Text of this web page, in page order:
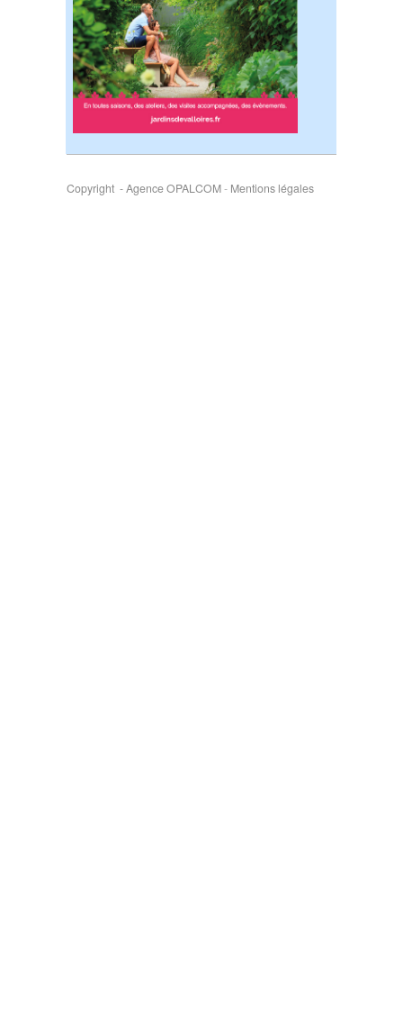
Copyright - Agence OPALCOM- Mentions légales